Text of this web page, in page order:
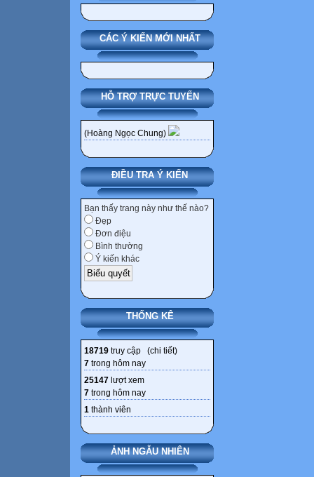
CÁC Ý KIẾN MỚI NHẤT
HỖ TRỢ TRỰC TUYẾN
(Hoàng Ngọc Chung)
ĐIỀU TRA Ý KIẾN
Bạn thấy trang này như thế nào?
Đẹp
Đơn điệu
Bình thường
Ý kiến khác
THỐNG KÊ
18719 truy cập (chi tiết)
7 trong hôm nay
25147 lượt xem
7 trong hôm nay
1 thành viên
ẢNH NGẪU NHIÊN